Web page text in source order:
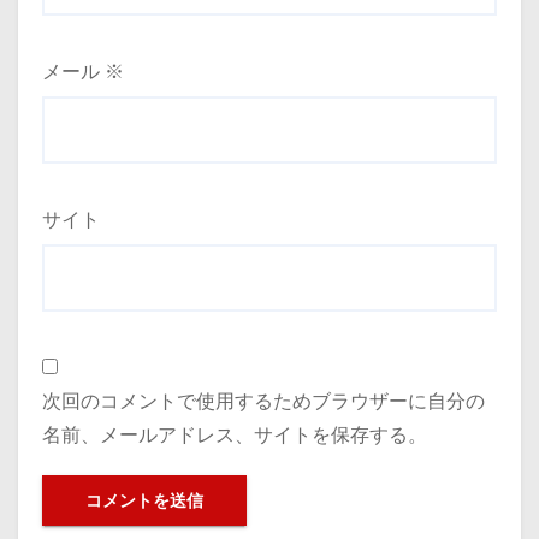
メール ※
サイト
次回のコメントで使用するためブラウザーに自分の
名前、メールアドレス、サイトを保存する。